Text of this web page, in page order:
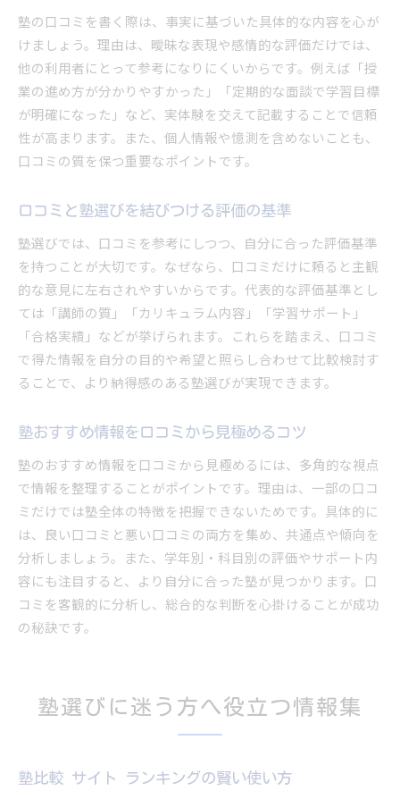
塾の口コミを書く際は、事実に基づいた具体的な内容を心が
けましょう。理由は、曖昧な表現や感情的な評価だけでは、
他の利用者にとって参考になりにくいからです。例えば「授
業の進め方が分かりやすかった」「定期的な面談で学習目標
が明確になった」など、実体験を交えて記載することで信頼
性が高まります。また、個人情報や憶測を含めないことも、
口コミの質を保つ重要なポイントです。
口コミと塾選びを結びつける評価の基準
塾選びでは、口コミを参考にしつつ、自分に合った評価基準
を持つことが大切です。なぜなら、口コミだけに頼ると主観
的な意見に左右されやすいからです。代表的な評価基準とし
ては「講師の質」「カリキュラム内容」「学習サポート」
「合格実績」などが挙げられます。これらを踏まえ、口コミ
で得た情報を自分の目的や希望と照らし合わせて比較検討す
ることで、より納得感のある塾選びが実現できます。
塾おすすめ情報を口コミから見極めるコツ
塾のおすすめ情報を口コミから見極めるには、多角的な視点
で情報を整理することがポイントです。理由は、一部の口コ
ミだけでは塾全体の特徴を把握できないためです。具体的に
は、良い口コミと悪い口コミの両方を集め、共通点や傾向を
分析しましょう。また、学年別・科目別の評価やサポート内
容にも注目すると、より自分に合った塾が見つかります。口
コミを客観的に分析し、総合的な判断を心掛けることが成功
の秘訣です。
塾選びに迷う方へ役立つ情報集
塾比較 サイト ランキングの賢い使い方